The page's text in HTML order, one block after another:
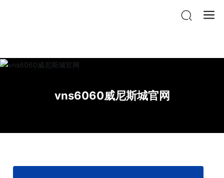
vnsr威尼斯城官网登入
vns6060威尼斯城官网